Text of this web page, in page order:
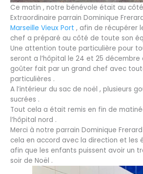
Ce matin , notre bénévole était au
Extraordinaire parrain Dominique
Marseille Vieux Port , afin de récupérer
chef a préparé au côté de toute son
Une attention toute particulière pour
seront a l’hôpital le 24 et 25
goûter fait par un grand chef avec
particulières .
A l’intérieur du sac de noël , plusieurs
sucrées .
Tout cela a était remis en fin de
l’hôpital nord .
Merci à notre parrain Dominique
cela en accord avec la direction et les
afin que les enfants puissent avoir un
soir de Noël .